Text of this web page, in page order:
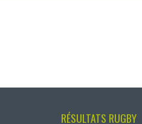
RÉSULTATS RUGBY